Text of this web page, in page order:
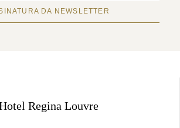
DA NEWSLETTER
Regina Louvre